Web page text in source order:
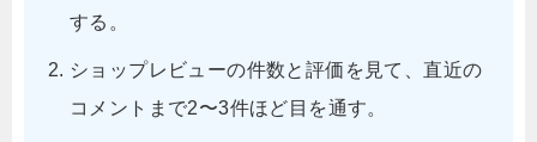
する。
ショップレビューの件数と評価を見て、直近の
コメントまで2〜3件ほど目を通す。